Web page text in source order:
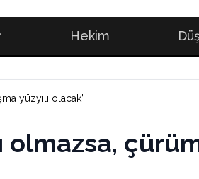
Hekim
yüzyılı olacak”
olmazsa,